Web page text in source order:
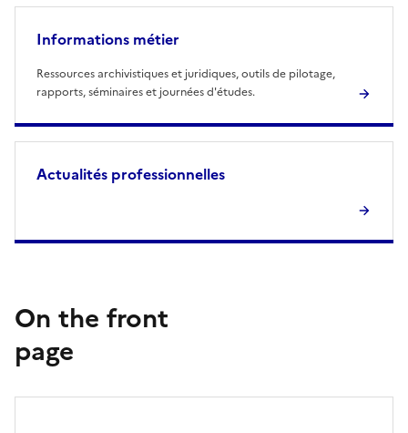
Informations métier
Ressources archivistiques et juridiques, outils de pilotage,
rapports, séminaires et journées d'études.
Actualités professionnelles
On the front
page